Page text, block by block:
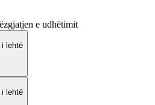
e udhëtimit
i lehtë
i lehtë